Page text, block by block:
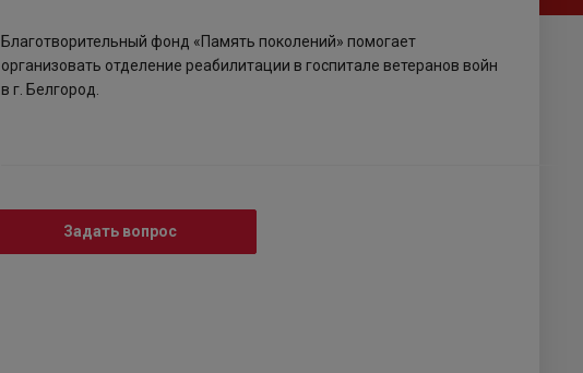
Благотворительный фонд «Память поколений» помогает
организовать отделение реабилитации в госпитале ветеранов войн
в г. Белгород.
Задать вопрос